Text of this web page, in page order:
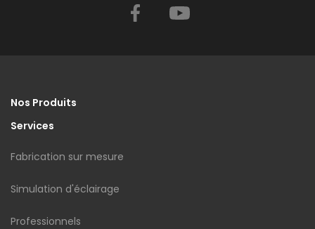
Facebook
Nos Produits
Services
Fabrication sur mesure
Simulation d'éclairage
Professionnels